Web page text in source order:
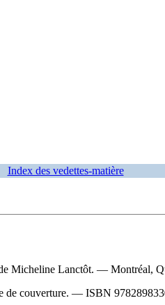
Index des vedettes-matière
Micheline Lanctôt. — Montréal,
de couverture. — ISBN